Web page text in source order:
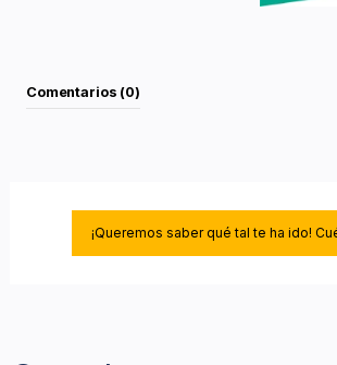
Comentarios (0)
¡Queremos saber qué tal te ha ido!